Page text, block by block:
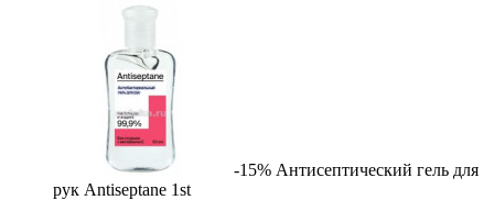
-15% Антисептический гель для
рук Antiseptane 1st